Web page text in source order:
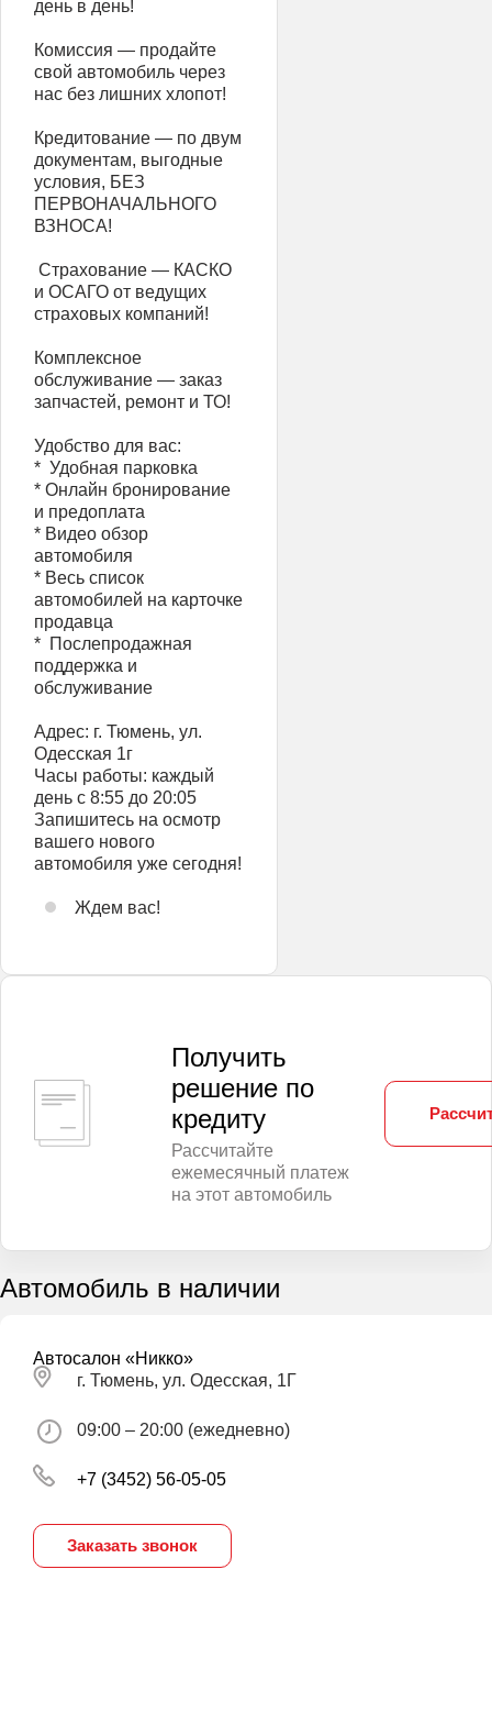
день в день!
Комиссия — продайте
свой автомобиль через
нас без лишних хлопот!
Кредитование — по двум
документам, выгодные
условия, БЕЗ
ПЕРВОНАЧАЛЬНОГО
ВЗНОСА!
️ Страхование — КАСКО
и ОСАГО от ведущих
страховых компаний!
Комплексное
обслуживание — заказ
запчастей, ремонт и ТО!
Удобство для вас:
* ️ Удобная парковка
* Онлайн бронирование
и предоплата
* Видео обзор
автомобиля
* Весь список
автомобилей на карточке
продавца
* ️ Послепродажная
поддержка и
обслуживание
Адрес: г. Тюмень, ул.
Одесская 1г
Часы работы: каждый
день с 8:55 до 20:05
Запишитесь на осмотр
вашего нового
автомобиля уже сегодня!
Ждем вас!
Получить
решение по
кредиту
Рассчитайте
ежемесячный платеж
на этот автомобиль
Автомобиль в наличии
Автосалон «Никко»
г. Тюмень, ул. Одесская, 1Г
09:00 – 20:00 (ежедневно)
+7 (3452) 56-05-05
Заказать звонок